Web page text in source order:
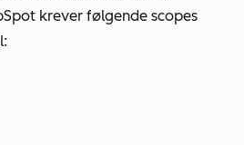
krever følgende scopes